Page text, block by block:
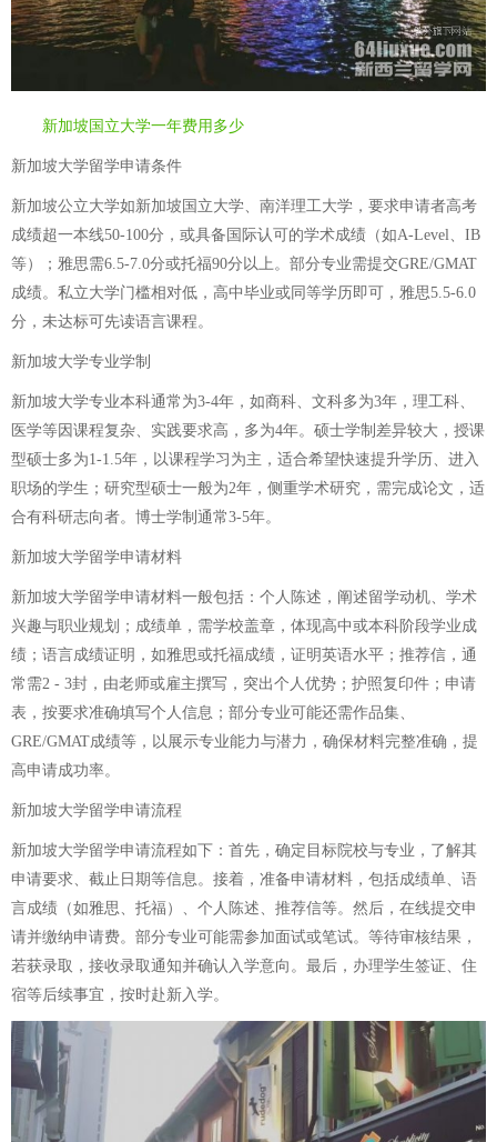
新加坡国立大学一年费用多少
新加坡大学留学申请条件
新加坡公立大学如新加坡国立大学、南洋理工大学，要求申请者高考
成绩超一本线50-100分，或具备国际认可的学术成绩（如A-Level、IB
等）；雅思需6.5-7.0分或托福90分以上。部分专业需提交GRE/GMAT
成绩。私立大学门槛相对低，高中毕业或同等学历即可，雅思5.5-6.0
分，未达标可先读语言课程。
新加坡大学专业学制
新加坡大学专业本科通常为3-4年，如商科、文科多为3年，理工科、
医学等因课程复杂、实践要求高，多为4年。硕士学制差异较大，授课
型硕士多为1-1.5年，以课程学习为主，适合希望快速提升学历、进入
职场的学生；研究型硕士一般为2年，侧重学术研究，需完成论文，适
合有科研志向者。博士学制通常3-5年。
新加坡大学留学申请材料
新加坡大学留学申请材料一般包括：个人陈述，阐述留学动机、学术
兴趣与职业规划；成绩单，需学校盖章，体现高中或本科阶段学业成
绩；语言成绩证明，如雅思或托福成绩，证明英语水平；推荐信，通
常需2 - 3封，由老师或雇主撰写，突出个人优势；护照复印件；申请
表，按要求准确填写个人信息；部分专业可能还需作品集、
GRE/GMAT成绩等，以展示专业能力与潜力，确保材料完整准确，提
高申请成功率。
新加坡大学留学申请流程
新加坡大学留学申请流程如下：首先，确定目标院校与专业，了解其
申请要求、截止日期等信息。接着，准备申请材料，包括成绩单、语
言成绩（如雅思、托福）、个人陈述、推荐信等。然后，在线提交申
请并缴纳申请费。部分专业可能需参加面试或笔试。等待审核结果，
若获录取，接收录取通知并确认入学意向。最后，办理学生签证、住
宿等后续事宜，按时赴新入学。